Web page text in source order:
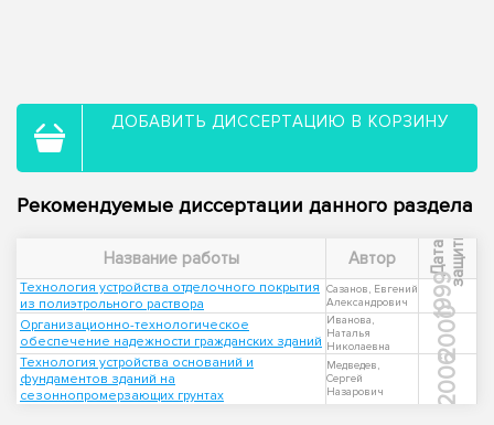
ДОБАВИТЬ ДИССЕРТАЦИЮ В КОРЗИНУ
Рекомендуемые диссертации данного раздела
Название работы Автор Д
а
т
а
з
а
щ
и
ты
Технология устройства отделочного покрытия
из полиэтрольного раствора
Сазанов, Евгений
Александрович
1999
Организационно-технологическое
обеспечение надежности гражданских зданий
Иванова,
Наталья
Николаевна
2000
Технология устройства оснований и
фундаментов зданий на
сезоннопромерзающих грунтах
Медведев,
Сергей
Назарович
2006